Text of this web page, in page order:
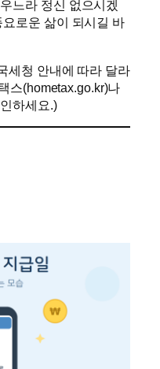
느라 정신 없으시겠
로운 삶이 되시길 바
세청 안내에 따라 달라
스(hometax.go.kr)나
하세요.)